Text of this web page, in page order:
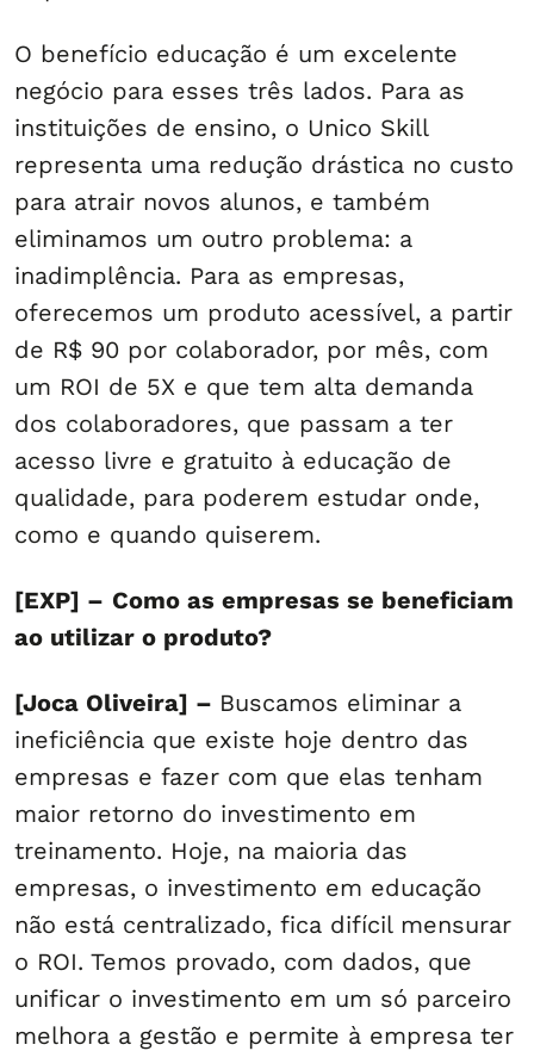
O benefício educação é um excelente
negócio para esses três lados. Para as
instituições de ensino, o Unico Skill
representa uma redução drástica no custo
para atrair novos alunos, e também
eliminamos um outro problema: a
inadimplência. Para as empresas,
oferecemos um produto acessível, a partir
de R$ 90 por colaborador, por mês, com
um ROI de 5X e que tem alta demanda
dos colaboradores, que passam a ter
acesso livre e gratuito à educação de
qualidade, para poderem estudar onde,
como e quando quiserem.
[EXP] – Como as empresas se beneficiam
ao utilizar o produto?
[Joca Oliveira] – Buscamos eliminar a
ineficiência que existe hoje dentro das
empresas e fazer com que elas tenham
maior retorno do investimento em
treinamento. Hoje, na maioria das
empresas, o investimento em educação
não está centralizado, fica difícil mensurar
o ROI. Temos provado, com dados, que
unificar o investimento em um só parceiro
melhora a gestão e permite à empresa ter